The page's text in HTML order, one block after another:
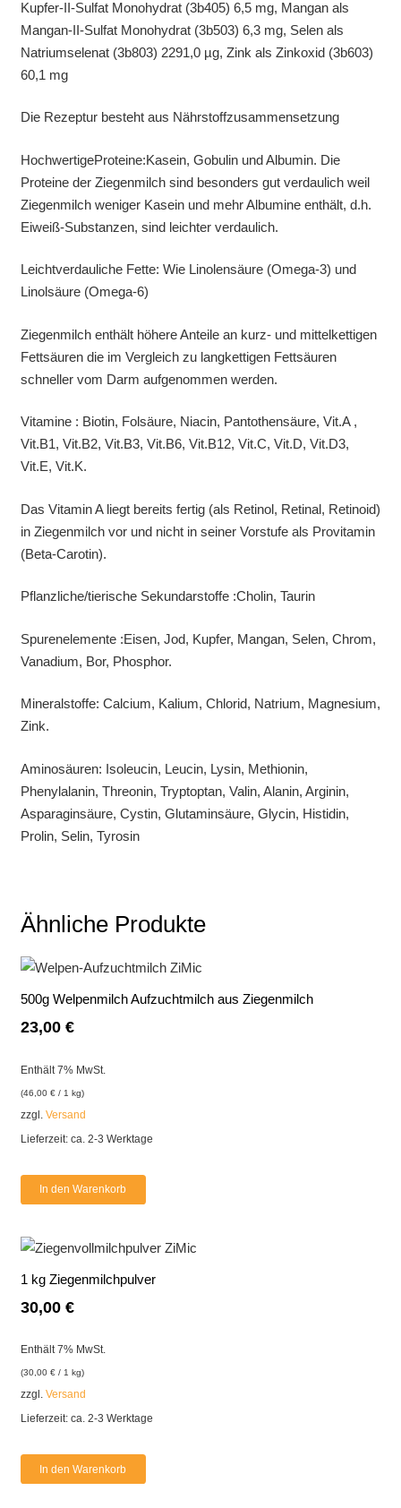
Kupfer-II-Sulfat Monohydrat (3b405) 6,5 mg, Mangan als
Mangan-II-Sulfat Monohydrat (3b503) 6,3 mg, Selen als
Natriumselenat (3b803) 2291,0 µg, Zink als Zinkoxid (3b603)
60,1 mg
Die Rezeptur besteht aus Nährstoffzusammensetzung
HochwertigeProteine:Kasein, Gobulin und Albumin. Die
Proteine der Ziegenmilch sind besonders gut verdaulich weil
Ziegenmilch weniger Kasein und mehr Albumine enthält, d.h.
Eiweiß-Substanzen, sind leichter verdaulich.
Leichtverdauliche Fette: Wie Linolensäure (Omega-3) und
Linolsäure (Omega-6)
Ziegenmilch enthält höhere Anteile an kurz- und mittelkettigen
Fettsäuren die im Vergleich zu langkettigen Fettsäuren
schneller vom Darm aufgenommen werden.
Vitamine : Biotin, Folsäure, Niacin, Pantothensäure, Vit.A ,
Vit.B1, Vit.B2, Vit.B3, Vit.B6, Vit.B12, Vit.C, Vit.D, Vit.D3,
Vit.E, Vit.K.
Das Vitamin A liegt bereits fertig (als Retinol, Retinal, Retinoid)
in Ziegenmilch vor und nicht in seiner Vorstufe als Provitamin
(Beta-Carotin).
Pflanzliche/tierische Sekundarstoffe :Cholin, Taurin
Spurenelemente :Eisen, Jod, Kupfer, Mangan, Selen, Chrom,
Vanadium, Bor, Phosphor.
Mineralstoffe: Calcium, Kalium, Chlorid, Natrium, Magnesium,
Zink.
Aminosäuren: Isoleucin, Leucin, Lysin, Methionin,
Phenylalanin, Threonin, Tryptoptan, Valin, Alanin, Arginin,
Asparaginsäure, Cystin, Glutaminsäure, Glycin, Histidin,
Prolin, Selin, Tyrosin
Ähnliche Produkte
500g Welpenmilch Aufzuchtmilch aus Ziegenmilch
23,00 €
Enthält 7% MwSt.
(46,00 €/ 1 kg)
zzgl. Versand
Lieferzeit: ca. 2-3 Werktage
In den Warenkorb
1 kg Ziegenmilchpulver
30,00 €
Enthält 7% MwSt.
(30,00 €/ 1 kg)
zzgl. Versand
Lieferzeit: ca. 2-3 Werktage
In den Warenkorb